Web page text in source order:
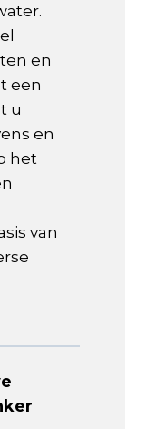
en
een
u
en
het
van